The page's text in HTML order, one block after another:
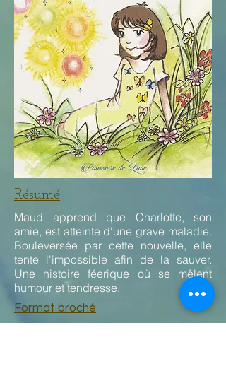
Résumé
Maud apprend que Charlotte, son
amie, est atteinte d'une grave maladie.
Bouleversée par cette nouvelle, elle
tente l'impossible afin de la sauver.
Une histoire féerique où se mêlent
humour et tendresse.
Format broché